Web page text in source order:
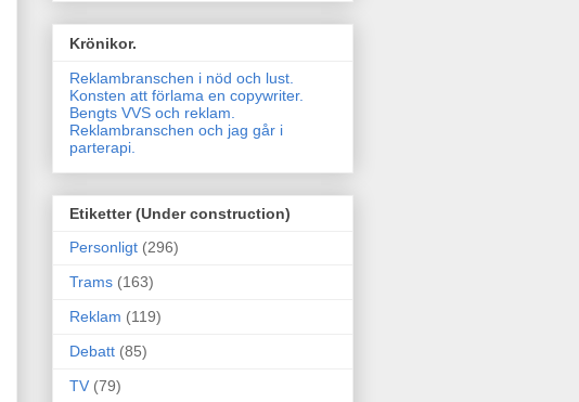
Krönikor.
Reklambranschen i nöd och lust.
Konsten att förlama en copywriter.
Bengts VVS och reklam.
Reklambranschen och jag går i
parterapi.
Etiketter (Under construction)
Personligt (296)
Trams (163)
Reklam (119)
Debatt (85)
TV (79)